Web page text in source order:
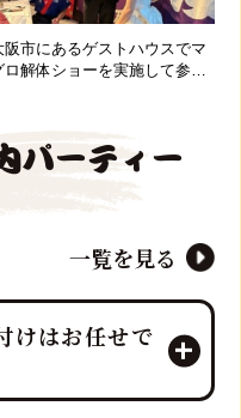
阪市にあるゲストハウスでマ
ロ解体ショーを実施して参り
パーティー
一覧を見る
けはお任せで